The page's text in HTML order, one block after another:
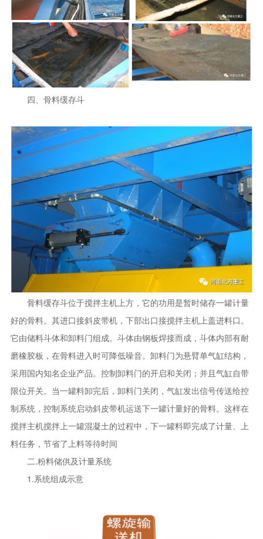
四、骨料缓存斗
骨料缓存斗位于搅拌主机上方，它的功用是暂时储存一罐计量
好的骨料。其进口接斜皮带机，下部出口接搅拌主机上盖进料口。
它由储料斗体和卸料门组成。斗体由钢板焊接而成，斗体内部有耐
磨橡胶板，在骨料进入时可降低噪音。卸料门为悬臂单气缸结构，
采用国内知名企业产品。控制卸料门的开启和关闭；并且气缸自带
限位开关。当一罐料卸完后，卸料门关闭，气缸发出信号传送给控
制系统，控制系统启动斜皮带机运送下一罐计量好的骨料。这样在
搅拌主机搅拌上一罐混凝土的过程中，下一罐料即完成了计量、上
料任务，节省了上料等待时间
二.粉料储供及计量系统
1.系统组成示意